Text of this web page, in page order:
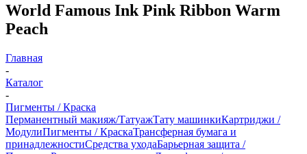
World Famous Ink Pink Ribbon Warm
Peach
Главная
-
Каталог
-
Пигменты / Краска
Перманентный макияж/ТатуажТату машинкиКартриджи /
МодулиПигменты / КраскаТрансферная бумага и
принадлежностиСредства уходаБарьерная защита /